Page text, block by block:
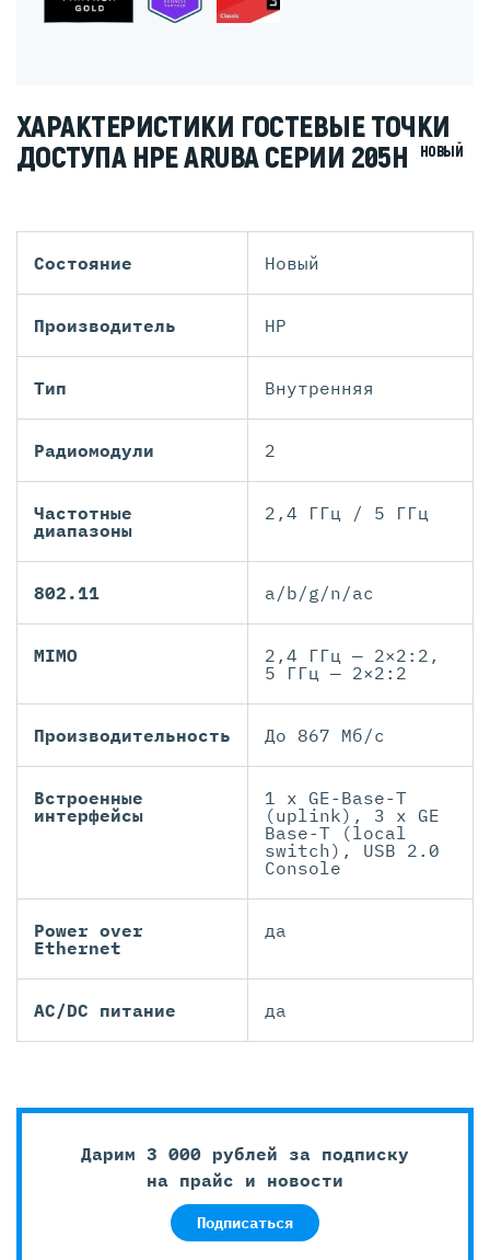
ХАРАКТЕРИСТИКИ ГОСТЕВЫЕ ТОЧКИ
ДОСТУПА HPE ARUBA СЕРИИ 205H
НОВЫЙ
Состояние Новый
Производитель HP
Тип Внутренняя
Радиомодули 2
Частотные
диапазоны
2,4 ГГц / 5 ГГц
802.11 a/b/g/n/ac
MIMO
2,4 ГГц — 2×2:2,
5 ГГц — 2×2:2
Производительность До 867 Mб/с
Встроенные
интерфейсы
1 x GE-Base-T
(uplink), 3 x GE
Base-T (local
switch), USB 2.0
Console
Power over
Ethernet
да
AC/DC питание да
Дарим 3 000 рублей за подписку
на прайс и новости
Подписаться